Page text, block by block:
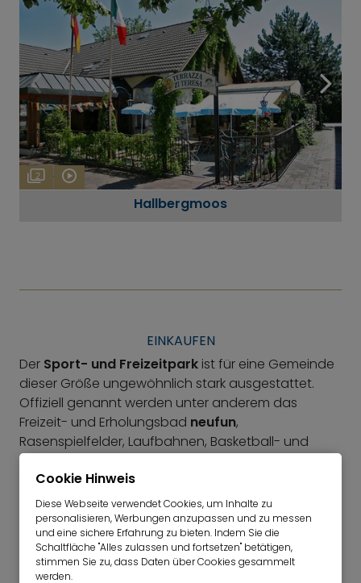
2
Hallbergmoos
EINKAUFEN
Der Sport- und Freizeitpark ist für eine Gemeinde
dieser Größe ungewöhnlich stark ausgestattet.
Offiziell genannt werden unter anderem das
Freizeit- und Erholungsbad neufun,
Rasenspielfelder, Laufbahnen, Basketball- und
Volleyballfelder, eine neue Multisport-Arena,
Minigolf, Kneippanlage, Boule-Bahn und
Stockschützenanlagen. Damit ist Neufahrn als
Wohnstandort auch sportlich deutlich besser
aufgestellt, als man auf den ersten Blick vermuten
würde.
Cookie Hinweis
Diese Webseite verwendet Cookies, um Inhalte zu
personalisieren, Werbungen anzupassen und zu messen
und eine sichere Erfahrung zu bieten. Indem Sie die
Schaltfläche "Alles zulassen und fortsetzen" betätigen,
stimmen Sie zu, dass Daten über Cookies gesammelt
werden.